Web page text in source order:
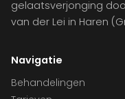
gelaatsverjonging
van der Lei in Haren
Navigatie
Behandelingen